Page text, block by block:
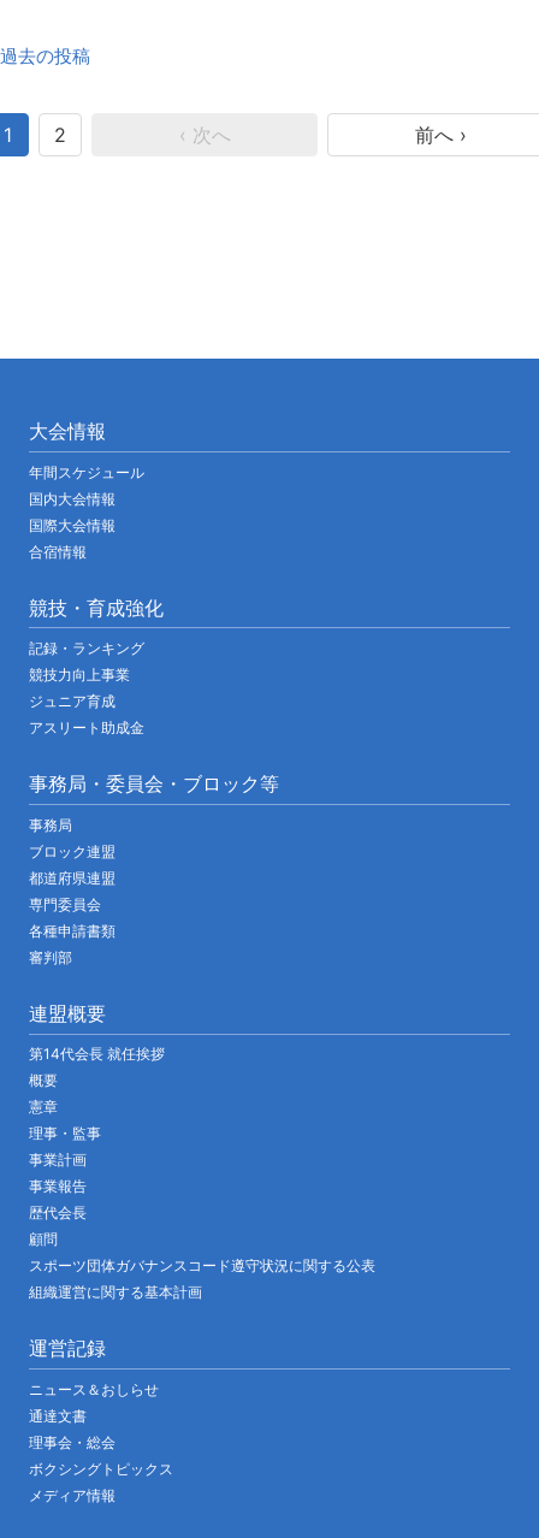
投
ナ
ビ
ゲ
過去の投稿
‹ 次へ 前へ ›
1 2
大会情報
年間スケジュール
国内大会情報
国際大会情報
合宿情報
競技・育成強化
記録・ランキング
競技力向上事業
ジュニア育成
アスリート助成金
事務局・委員会・ブロック等
事務局
ブロック連盟
都道府県連盟
専門委員会
各種申請書類
審判部
連盟概要
第14代会長 就任挨拶
概要
憲章
理事・監事
事業計画
事業報告
歴代会長
顧問
スポーツ団体ガバナンスコード遵守状況に関する公表
組織運営に関する基本計画
運営記録
ニュース＆おしらせ
通達文書
理事会・総会
ボクシングトピックス
メディア情報